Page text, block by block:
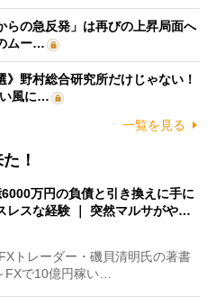
らの急反発」は再びの上昇局面へ
ムー…
》野村総合研究所だけじゃない！
い風に…
一覧を見る
！
6000万円の負債と引き換えに手に
レスな経験 ｜ 突然マルサがや…
トレーダー・磯貝清明氏の著書
FXで10億円稼い…